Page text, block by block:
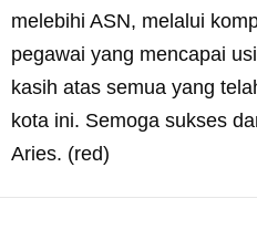
melebihi ASN, melalui
pegawai yang mencapai
kasih atas semua yang
kota ini. Semoga sukses
Aries. (red)